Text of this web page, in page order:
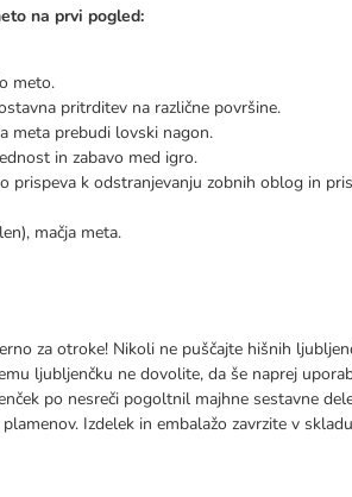
na prvi pogled:
meto.
pritrditev na različne površine.
meta prebudi lovski nagon.
in zabavo med igro.
prispeva k odstranjevanju zobnih oblog in
mačja meta.
za otroke! Nikoli ne puščajte hišnih
ljubljenčku ne dovolite, da še naprej
po nesreči pogoltnil majhne sestavne
Izdelek in embalažo zavrzite v